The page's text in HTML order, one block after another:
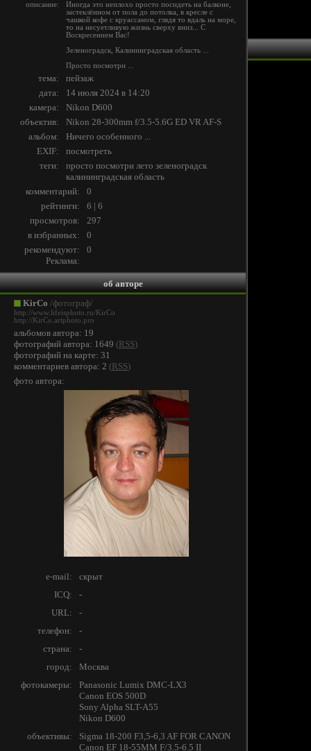
описание:
Иногда это неплохо просто посидеть на балконе,
застеклённом от пола до потолка, в кресле с
чашкой кофе с круассаном, глядя то вдаль на море,
то на несуетливую жизнь сверху вниз... С
Воскресением Вас!
Зеленоградск, Калининградская область ...
Просто посмотри ...
тема:
пейзаж
дата:
14 июля 2024 в 14:20
камера:
Nikon D600
объектив:
Nikon 28-300mm f/3.5-5.6G ED VR AF-S
альбом:
Ничего особенного ...
EXIF:
посмотреть
теги:
просто посмотри лето зеленоградск
калининградская область
комментарий:
0
рейтинги:
6 | 6
просмотров:
297
в избранных:
0
рекомендуют:
0
Реклама:
об авторе
KirCo /фотограф/
http://www.lifeisphoto.ru/KirCo
http://KirCo.artphoto.pro
альбомов автора: 19
фотографий автора: 1649 (RSS)
фотографий на карте: 31
комментариев автора: 2 (RSS)
фото автора:
e-mail:
скрыт
ICQ:
-
URL:
-
телефон:
-
страна:
-
город:
Москва
фотокамеры:
Panasonic Lumix DMC-LX3
Canon EOS 500D
Sony Alpha SLT-A55
Nikon D600
объективы:
Sigma 18-200 F3,5-6,3 AF FOR CANON
Canon EF 18-55MM F/3.5-6.5 II